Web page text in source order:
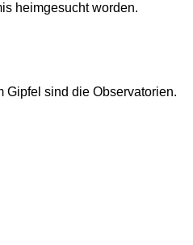
heimgesucht worden.
Gipfel sind die Observatorien.